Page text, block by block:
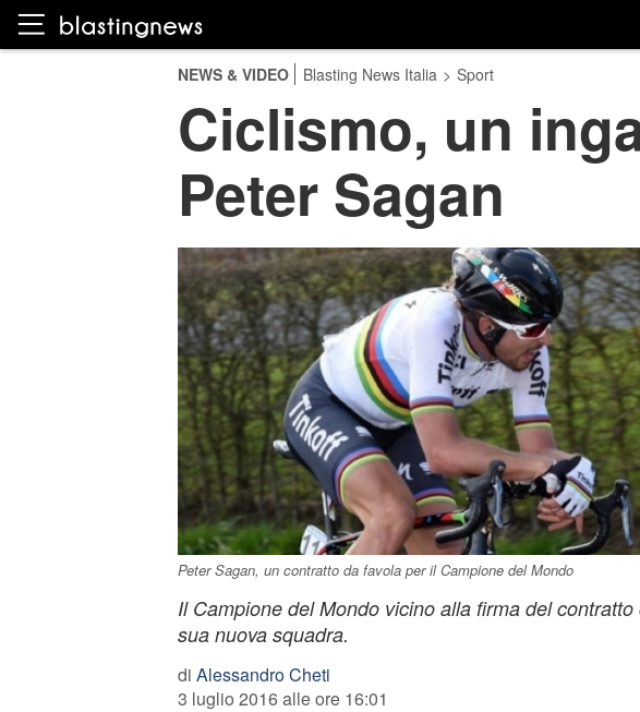
NEWS & VIDEO Blasting News Italia > Sport
Ciclismo, un
Peter Sagan
Peter Sagan, un contratto da favola per il Campione del Mondo
Il Campione del Mondo vicino alla firma del contratto
sua nuova squadra.
di Alessandro Cheti
3 luglio 2016 alle ore 16:01